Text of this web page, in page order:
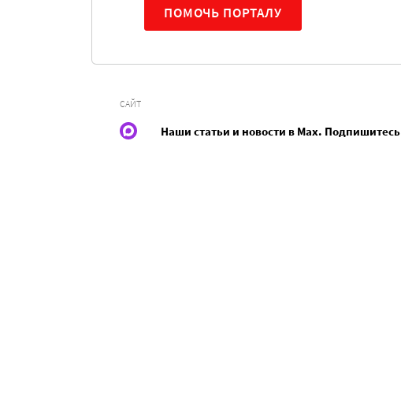
ПОМОЧЬ ПОРТАЛУ
САЙТ
Наши статьи и новости в Max. Подпишитесь